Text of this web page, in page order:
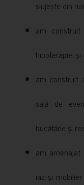
slujește din
am
hipoterapiei
am construit
sală de
bucătărie și
am amenajat
iaz și